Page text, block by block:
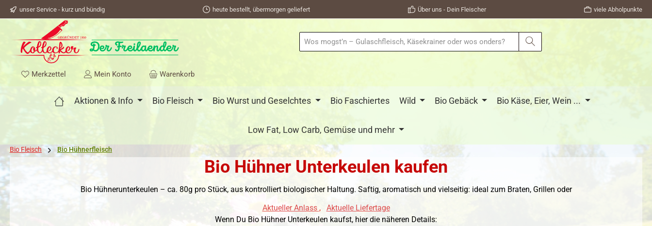
Zur Hauptnavigation springen
unser Service - kurz und bündig heute bestellt, übermorgen geliefert Über uns - Dein Fleischer viele Abholpunkte
Merkzettel Du hast 0 Produkte auf dem Merkzettel
Mein Konto Warenkorb
Aktionen & Info Bio Fleisch Bio Wurst und Geselchtes Bio Faschiertes Wild Bio Gebäck Bio Käse, Eier, Wein ...
Low Fat, Low Carb, Gemüse und mehr
Bio Fleisch Bio Hühnerfleisch
Bio Hühner Unterkeulen kaufen
Bio Hühnerunterkeulen – ca. 80g pro Stück, aus kontrolliert biologischer Haltung. Saftig, aromatisch und vielseitig: ideal zum Braten, Grillen oder
Aktueller Anlass ,
Aktuelle Liefertage
Wenn Du Bio Hühner Unterkeulen kaufst, hier die näheren Details: